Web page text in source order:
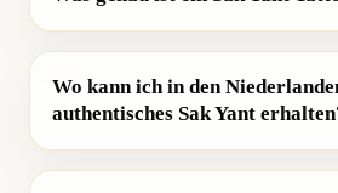
Wo kann ich in den
authentisches Sak Yant